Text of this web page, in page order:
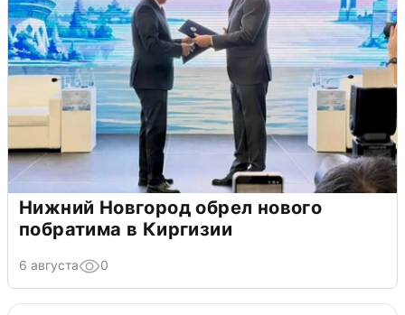
Нижний Новгород обрел нового
побратима в Киргизии
6 августа 0